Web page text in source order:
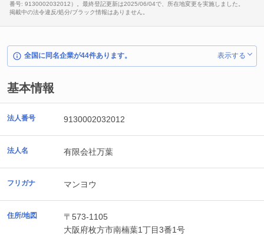
番号: 9130002032012）。最終登記更新は2025/06/04で、所在地変更を実施しました。
掲載中の法令違反/処分/ブラック情報はありません。
全国に同名企業が44件あります。 表示する
基本情報
法人番号 9130002032012
法人名 有限会社万葉
フリガナ マンヨウ
住所/地図
〒573-1105
大阪府枚方市南楠葉1丁目3番1号